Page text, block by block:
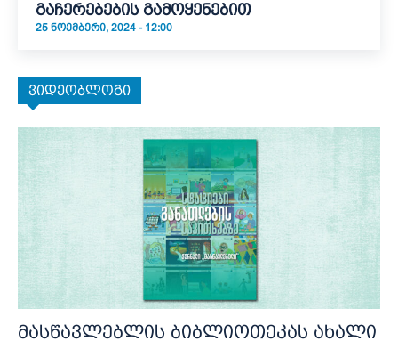
გაჩერებების გამოყენებით
25 ᲜᲝᲔᲛᲑᲔᲠᲘ, 2024 - 12:00
ვიდეობლოგი
მასწავლებლის ბიბლიოთეკას ახალი